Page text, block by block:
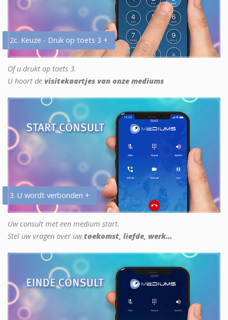
2c. Keuze - Druk op toets 3 +
Of u drukt op toets 3.
U hoort de visitekaartjes van onze mediums
3. U wordt verbonden +
Uw consult met een medium start.
Stel uw vragen over uwtoekomst, liefde, werk...